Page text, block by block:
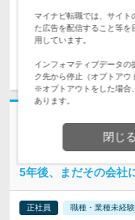
求人詳細を見
株式会社こだわり | ホワ
5年後、まだその会社
正社員 職種・業種未経
マイナビ転職では、サイト
た広告を配信すること等を
用しています。
インフォマティブデータの
ク先から停止（オプトアウ
※オプトアウトをした場合
あります。
閉じる